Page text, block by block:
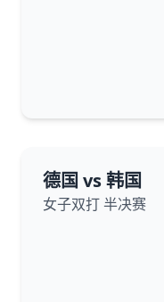
德国 vs 韩国
女子双打 半决赛